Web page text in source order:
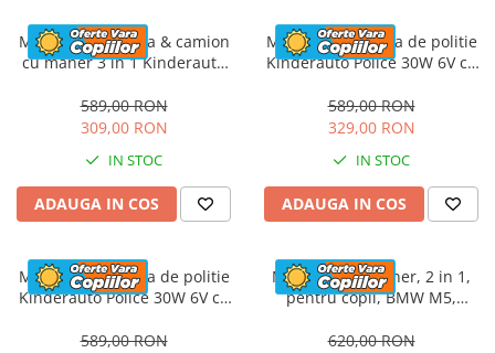
Masinuta electrica & camion
cu maner 3 in 1 Kinderauto
tapitat, music player
589,00 RON
309,00 RON
IN STOC
ADAUGA IN COS
Masinuta electrica de politie
Kinderauto Police 30W 6V cu
bluetooth, culoare Alb
589,00 RON
329,00 RON
IN STOC
ADAUGA IN COS
Masinuta electrica de politie
Kinderauto Police 30W 6V cu
bluetooth, culoare Rosu
589,00 RON
Masinuta cu maner, 2 in 1,
pentru copii, BMW M5,
620,00 RON